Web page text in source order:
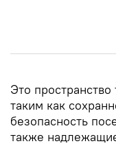
Это
таким как
безопасность
также